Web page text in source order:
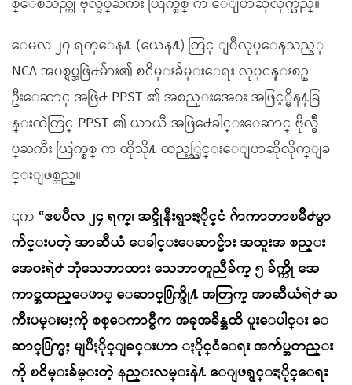
ေမလ ၂၇ ရက္ေန႔ (ယေန႔) တြင္ ျပဳလုပ္ေနသည့္
NCA အပစ္ရပ္အဖြဲ႕မ်ား၏ ၿငိမ္းခ်မ္းေရး လုပ္ငန္းစဥ္
ဦးေဆာင္ အဖြဲ႕ PPST ၏ အစည္းအေဝး အဖြင့္မိန႔္ခြ
န္းထဲတြင္ PPST ၏ ယာယီ အဖြဲ႕ေခါင္းေဆာင္ ဗိုလ္ခ်ဳ
ပ္ႀကီး ယြက္စစ္ က ထိုသို႔ ထည့္သြင္းေျပာဆိုလိုက္ျခ
င္းျဖစ္သည္။
၎က “ဧၿပီလ ၂၄ ရက္၊ အင္ဒိုနီးရွားႏိုင္ငံ ဂ်ာကာတာၿမိဳ႕မွာ
က်င္းပတဲ့ အာဆီယံ ေခါင္းေဆာင္မ်ား အထူးအ စည္း
အေဝးရဲ႕ ဘုံသေဘာထား သေဘာတူညီခ်က္ ၅ ခ်က္ကို အေ
ကာင္အထည္ေဖာ္ ေဆာင္႐ြက္ဖို႔ အတြက္ အာဆီယံရဲ႕ ႀ
ကိဳးပမ္းမႈကို စစ္ေကာင္စီက အခုအခ်ိန္အထိ ပူးေပါင္း ေ
ဆာင္႐ြက္မႈ မျပဳႏိုင္ျခင္းဟာ ႏိုင္ငံေရး အက်ပ္အတည္း
ကို ၿငိမ္းခ်မ္းတဲ့ နည္းလမ္းနဲ႔ ေျဖရွင္းႏိုင္ေရး